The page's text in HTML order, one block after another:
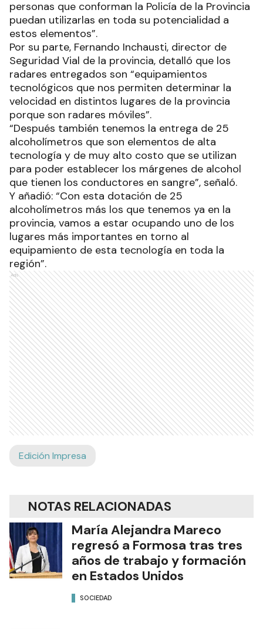
personas que conforman la Policía de la Provincia
puedan utilizarlas en toda su potencialidad a
estos elementos”.
Por su parte, Fernando Inchausti, director de
Seguridad Vial de la provincia, detalló que los
radares entregados son “equipamientos
tecnológicos que nos permiten determinar la
velocidad en distintos lugares de la provincia
porque son radares móviles”.
“Después también tenemos la entrega de 25
alcoholímetros que son elementos de alta
tecnología y de muy alto costo que se utilizan
para poder establecer los márgenes de alcohol
que tienen los conductores en sangre”, señaló.
Y añadió: “Con esta dotación de 25
alcoholímetros más los que tenemos ya en la
provincia, vamos a estar ocupando uno de los
lugares más importantes en torno al
equipamiento de esta tecnología en toda la
región”.
Ads
Edición Impresa
NOTAS RELACIONADAS
María Alejandra Mareco
regresó a Formosa tras tres
años de trabajo y formación
en Estados Unidos
SOCIEDAD